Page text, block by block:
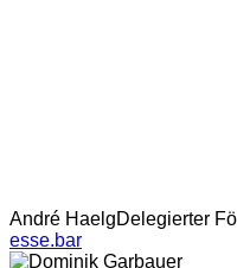
André HaelgDelegierter
esse.bar